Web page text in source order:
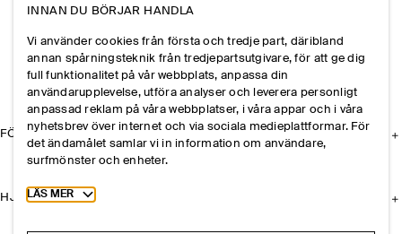
FÖRETAGET
HJÄLP
INNAN DU BÖRJAR HANDLA
Vi använder cookies från första och tredje part, däribland
annan spårningsteknik från tredjepartsutgivare, för att ge dig
full funktionalitet på vår webbplats, anpassa din
användarupplevelse, utföra analyser och leverera personligt
anpassad reklam på våra webbplatser, i våra appar och i våra
nyhetsbrev över internet och via sociala medieplattformar. För
det ändamålet samlar vi in information om användare,
surfmönster och enheter.
Toggle more cookie information
LÄS MER